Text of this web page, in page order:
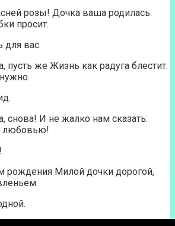
розы! Дочка ваша родилась.
просит.
для вас.
пусть же Жизнь как радуга блестит.
снова! И не жалко нам сказать:
любовью!
рождения Милой дочки дорогой,